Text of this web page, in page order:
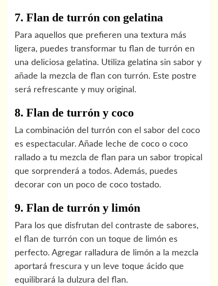
7. Flan de turrón con gelatina
Para aquellos que prefieren una textura más
ligera, puedes transformar tu flan de turrón en
una deliciosa gelatina. Utiliza gelatina sin sabor y
añade la mezcla de flan con turrón. Este postre
será refrescante y muy original.
8. Flan de turrón y coco
La combinación del turrón con el sabor del coco
es espectacular. Añade leche de coco o coco
rallado a tu mezcla de flan para un sabor tropical
que sorprenderá a todos. Además, puedes
decorar con un poco de coco tostado.
9. Flan de turrón y limón
Para los que disfrutan del contraste de sabores,
el flan de turrón con un toque de limón es
perfecto. Agregar ralladura de limón a la mezcla
aportará frescura y un leve toque ácido que
equilibrará la dulzura del flan.